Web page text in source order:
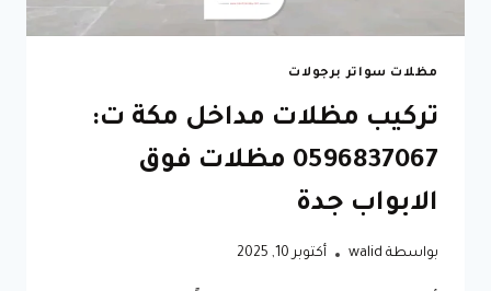
مظلات سواتر برجولات
تركيب مظلات مداخل مكة ت:
0596837067 مظلات فوق
الابواب جدة
بواسطة walid أكتوبر 10, 2025